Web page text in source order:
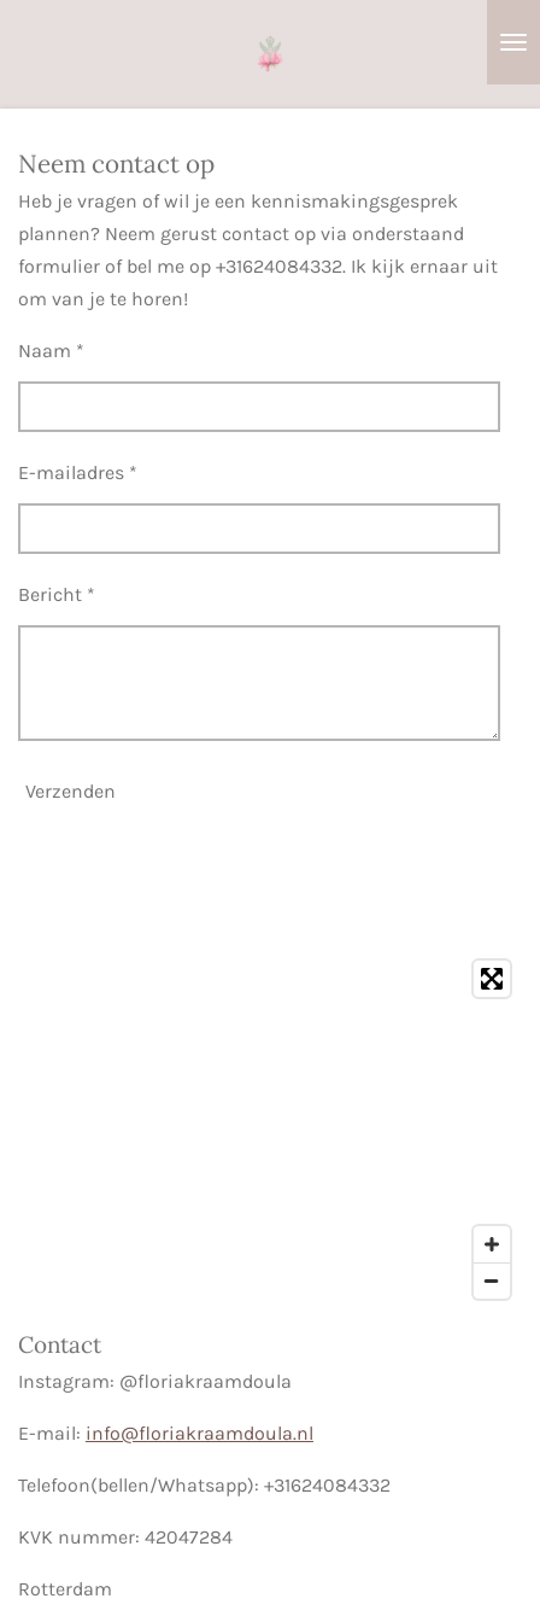
hoofdinhoud
Neem contact op
Heb je vragen of wil je een kennismakingsgesprek
plannen? Neem gerust contact op via onderstaand
formulier of bel me op +31624084332. Ik kijk ernaar uit
om van je te horen!
Naam *
E-mailadres *
Bericht *
Verzenden
Contact
Instagram: @floriakraamdoula
E-mail: info@floriakraamdoula.nl
Telefoon(bellen/Whatsapp): +31624084332
KVK nummer: 42047284
Rotterdam